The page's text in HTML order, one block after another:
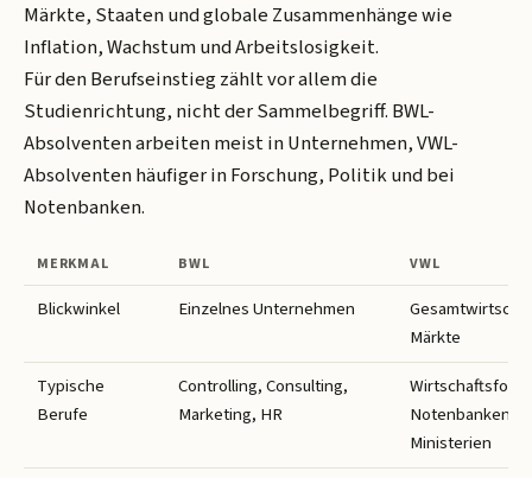
Märkte, Staaten und globale Zusammenhänge wie
Inflation, Wachstum und Arbeitslosigkeit.
Für den Berufseinstieg zählt vor allem die
Studienrichtung, nicht der Sammelbegriff. BWL-
Absolventen arbeiten meist in Unternehmen, VWL-
Absolventen häufiger in Forschung, Politik und bei
Notenbanken.
MERKMAL BWL VWL
Blickwinkel Einzelnes Unternehmen
Märkte
Typische
Berufe
Controlling, Consulting,
Marketing, HR
Notenbanken,
Ministerien